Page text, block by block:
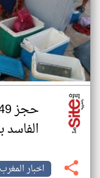
اخبار المغرب